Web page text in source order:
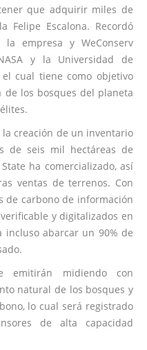
que adquirir miles de
Felipe Escalona. Recordó
empresa y WeConserv
y la Universidad de
cual tiene como objetivo
de los bosques del planeta
creación de un inventario
de seis mil hectáreas de
ha comercializado, así
ventas de terrenos. Con
de carbono de información
y digitalizados en
incluso abarcar un 90% de
emitirán midiendo con
natural de los bosques y
lo cual será registrado
de alta capacidad